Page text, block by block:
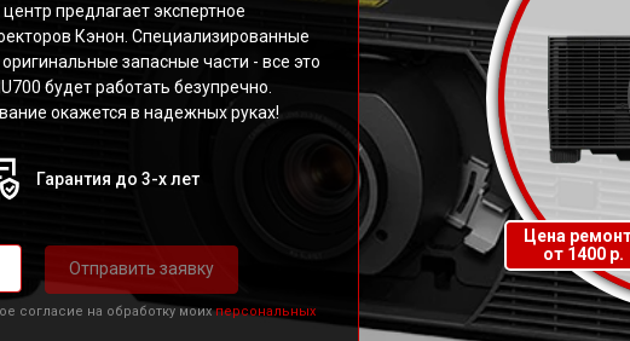
предлагает экспертное
Кэнон. Специализированные
запасные части - все это
будет работать безупречно.
окажется в надежных руках!
Гарантия до 3-х лет
Отправить заявку
согласие на обработку моихперсональных
Цена
от 1400 р.